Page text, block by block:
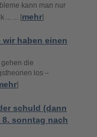
kann man nur
... ... [mehr]
haben einen
die
los –
]
schuld (dann
sonntag nach